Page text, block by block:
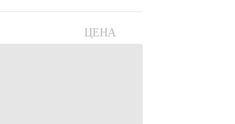
ЦЕНА